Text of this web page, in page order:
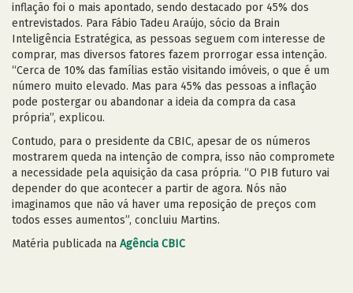
inflação foi o mais apontado, sendo destacado por 45% dos
entrevistados. Para Fábio Tadeu Araújo, sócio da Brain
Inteligência Estratégica, as pessoas seguem com interesse de
comprar, mas diversos fatores fazem prorrogar essa intenção.
“Cerca de 10% das famílias estão visitando imóveis, o que é um
número muito elevado. Mas para 45% das pessoas a inflação
pode postergar ou abandonar a ideia da compra da casa
própria”, explicou.
Contudo, para o presidente da CBIC, apesar de os números
mostrarem queda na intenção de compra, isso não compromete
a necessidade pela aquisição da casa própria. “O PIB futuro vai
depender do que acontecer a partir de agora. Nós não
imaginamos que não vá haver uma reposição de preços com
todos esses aumentos”, concluiu Martins.
Matéria publicada na Agência CBIC